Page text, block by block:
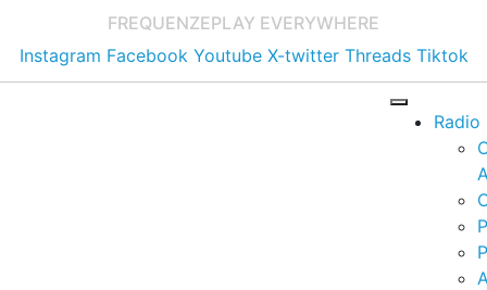
FREQUENZEPLAY EVERYWHERE
Instagram Facebook Youtube X-twitter Threads Tiktok
Radio